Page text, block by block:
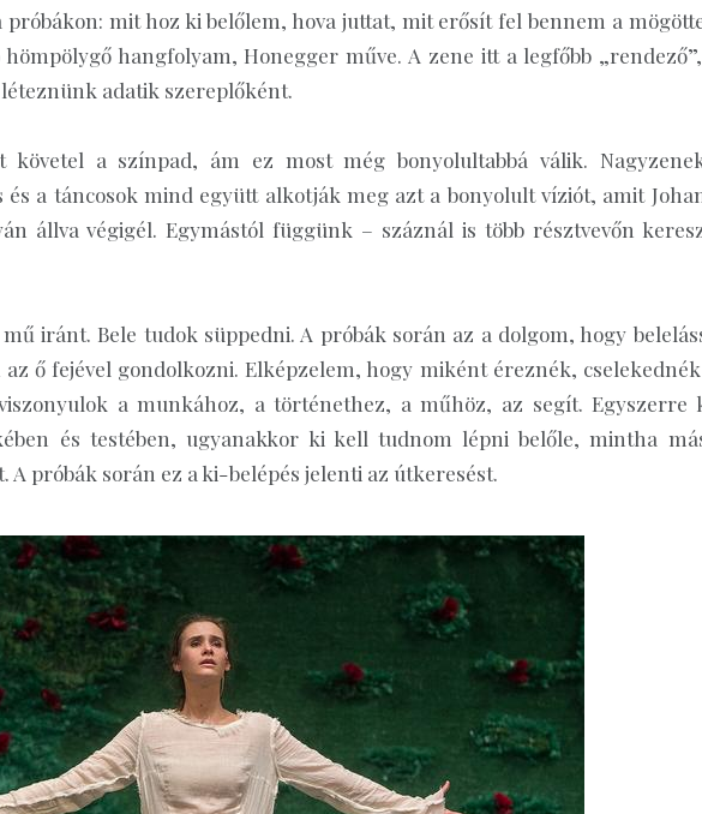
mit hoz ki belőlem, hova juttat, mit erősít fel bennem a
hangfolyam, Honegger műve. A zene itt a legfőbb
adatik szereplőként.
a színpad, ám ez most még bonyolultabbá válik.
és a táncosok mind együtt alkotják meg azt a bonyolult víziót, amit
állva végigél. Egymástól függünk – száznál is több résztvevőn
iránt. Bele tudok süppedni. A próbák során az a dolgom, hogy
ő fejével gondolkozni. Elképzelem, hogy miként éreznék,
a munkához, a történethez, a műhöz, az segít. Egyszerre
és testében, ugyanakkor ki kell tudnom lépni belőle, mintha
próbák során ez a ki-belépés jelenti az útkeresést.